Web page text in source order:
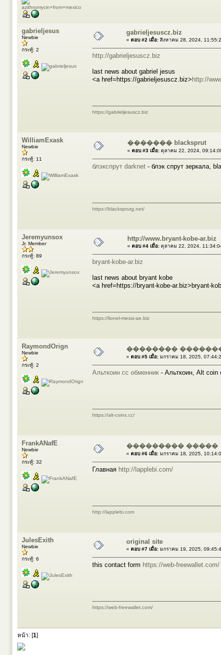
gabrieljesus
Newbie
กระทู้: 2
gabrieljesuscz.biz
« ตอบ #2 เมื่อ: สิงหาคม 28, 2024,
http://gabrieljesuscz.biz
last news about gabriel jesus
<a href=https://gabrieljesuscz.biz> http://
https://gabrieljesuscz.biz
WilliamExask
Newbie
กระทู้: 11
������� blacksprut
« ตอบ #3 เมื่อ: ตุลาคม 22, 2024,
блэкспрут darknet - блэк спрут зеркала,
https://blacksprutg.net/
Jeremyunsox
Jr. Member
กระทู้: 89
http://www.bryant-kobe-ar.biz
« ตอบ #4 เมื่อ: ตุลาคม 22, 2024,
bryant-kobe-ar.biz
last news about bryant kobe
<a href=https://bryant-kobe-ar.biz>bryant-
https://lionel-messi-ae.biz
RaymondOrign
Newbie
กระทู้: 2
��������
« ตอบ #5 เมื่อ: มกราคม 18, 2025,
Альткоин сс обменник - Альткоин, Alt coin
https://alt-coins.cc/
FrankANafE
Newbie
กระทู้: 32
��������� �����
« ตอบ #6 เมื่อ: มกราคม 18, 2025,
Главная http://lapplebi.com/
http://lapplebi.com
JulesExith
Newbie
กระทู้: 6
original site
« ตอบ #7 เมื่อ: มกราคม 19, 2025,
this contact form https://web-freewallet.com/
https://web-freewallet.com/
หน้า: [1]